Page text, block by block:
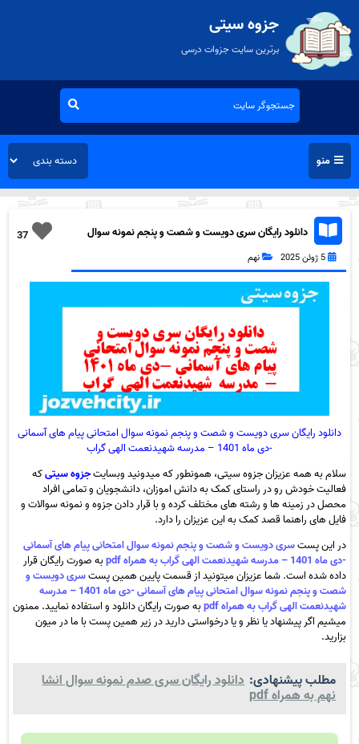
جزوه سیتی
برترین سایت جزوات درسی
منو
37
دانلود رایگان سری دویست و شصت و پنجم نمونه سوال
پیام های آسمان نهم به همراه pdf
5 ژوئن 2025 نهم
دانلود رایگان سری دویست و شصت و پنجم نمونه سوال امتحانی پیام های آسمانی
-دی ماه 1401 – مدرسه شهیدنعمت الهی گراب
سلام به همه عزیزان جزوه سیتی، همونطور که میدونید وبسایتجزوه سیتیکه
فعالیت خودش رو در راستای کمک به دانش اموزان، دانشجویان و تمامی افراد
محصل در زمینه ها و رشته های مختلف کرده و با قرار دادن جزوه و نمونه سوالات و
فایل های راهنما قصد کمک به این عزیزان را دارد.
در این پستسری دویست و شصت و پنجم نمونه سوال امتحانی پیام های آسمانی
-دی ماه 1401 – مدرسه شهیدنعمت الهی گراب به همراه pdf
به صورت رایگان قرار
داده شده است. شما عزیزان میتونید از قسمت پایین همین پستسری دویست و
شصت و پنجم نمونه سوال امتحانی پیام های آسمانی -دی ماه 1401 – مدرسه
شهیدنعمت الهی گراب به همراه pdf
به صورت رایگان دانلود و استفاده نمایید. ممنون
میشیم اگر پیشنهاد یا نظر و یا درخواستی دارید در زیر همین پست با ما در میون
بزارید.
مطلب پیشنهادی: دانلود رایگان سری صدم نمونه سوال انشا
نهم به همراه pdf